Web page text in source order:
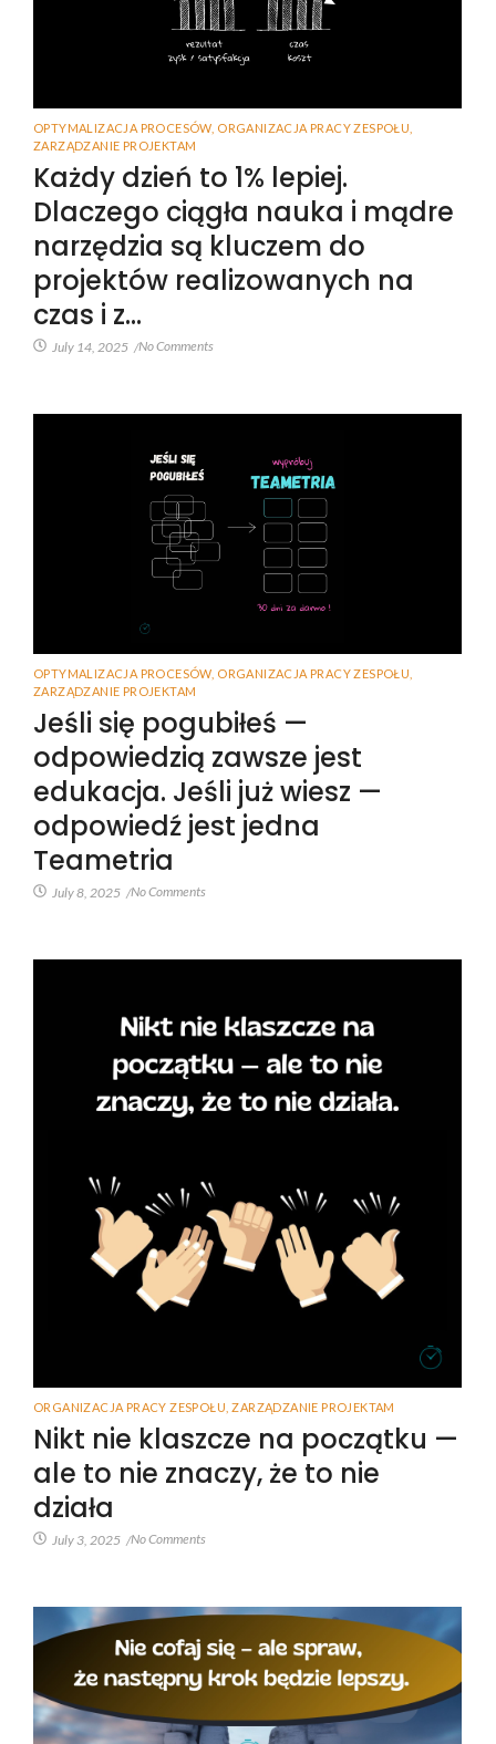
OPTYMALIZACJA PROCESÓW, ORGANIZACJA PRACY ZESPOŁU
ZARZĄDZANIE PROJEKTAM
Każdy dzień to 1% lepiej.
Dlaczego ciągła nauka i mądre
narzędzia są kluczem do
projektów realizowanych na
czas i z…
July 14, 2025 /No Comments
OPTYMALIZACJA PROCESÓW, ORGANIZACJA PRACY ZESPOŁU
ZARZĄDZANIE PROJEKTAM
Jeśli się pogubiłeś —
odpowiedzią zawsze jest
edukacja. Jeśli już wiesz —
odpowiedź jest jedna
Teametria
July 8, 2025 /No Comments
ORGANIZACJA PRACY ZESPOŁU ZARZĄDZANIE PROJEKTAM
Nikt nie klaszcze na początku —
ale to nie znaczy, że to nie
działa
July 3, 2025 /No Comments